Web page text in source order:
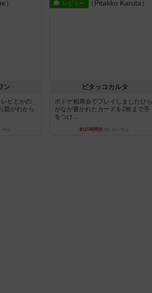
ン
ビとかの
題がわから
やん
レビュー
ピタッコカルタ
ボドゲ相席会でプレイしましたひら
がなが書かれたカードを2枚まで手
をつけ...
約15時間前 by みいやん